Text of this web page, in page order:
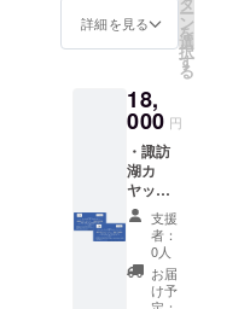
隣で開催さ
ようになり
ました。)
・ゴルフ(以
前働いてい
た会社の先
輩・上司の
方に連れて
湖カ
ヤック
オリジ
テッ
カー ・
お礼状
詳細を見る ー
ン
を
選
択
す
る
18,
000 円
・諏訪
湖カ
ヤック
ツアー
ご招待
ペアチ
ケット
・諏訪
支援
者：
0人
お届
け予